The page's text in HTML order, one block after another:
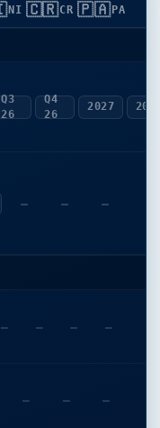
NI 🇨🇷CR 🇵🇦 PA
Q3
26
Q4
26
2027
— — —
— — — —
— — —